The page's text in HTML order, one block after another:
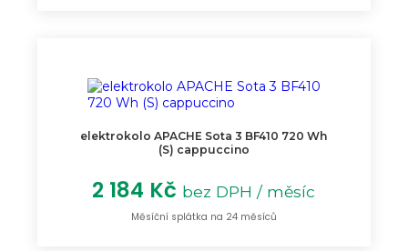
elektrokolo APACHE Sota 3 BF410 720 Wh
(S) cappuccino
2 184 Kč bez DPH / měsíc
Měsíční splátka na 24 měsíců